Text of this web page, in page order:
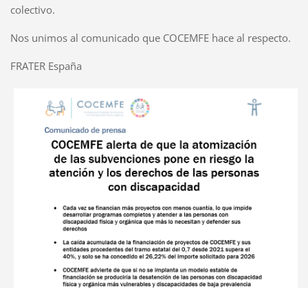
colectivo.
Nos unimos al comunicado que COCEMFE hace al respecto.
FRATER España